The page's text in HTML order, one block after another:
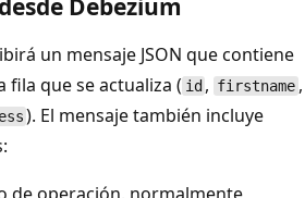
Debezium
un mensaje JSON que contiene
fila que se actualiza ( id , firstname ,
). El mensaje también incluye